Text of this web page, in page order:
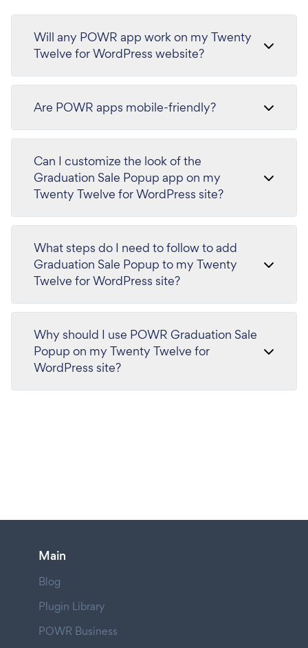
Will any POWR app work on my Twenty
Twelve for WordPress website?
Are POWR apps mobile-friendly?
Can I customize the look of the
Graduation Sale Popup app on my
Twenty Twelve for WordPress site?
What steps do I need to follow to add
Graduation Sale Popup to my Twenty
Twelve for WordPress site?
Why should I use POWR Graduation Sale
Popup on my Twenty Twelve for
WordPress site?
Main
Blog
Plugin Library
POWR Business